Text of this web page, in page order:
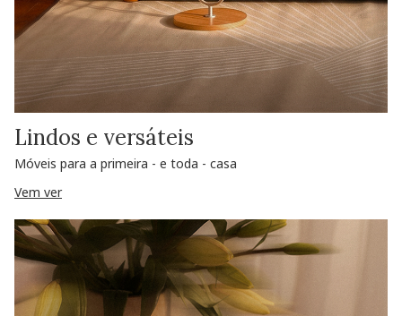
Lindos e versáteis
Móveis para a primeira - e toda - casa
Vem ver